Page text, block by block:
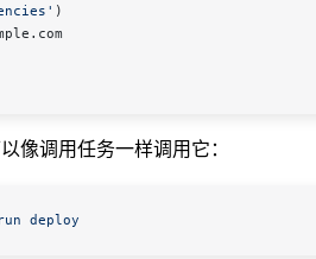
)
像调用任务一样调用它：
deploy